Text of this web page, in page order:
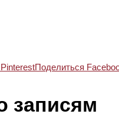
Поделиться
записям